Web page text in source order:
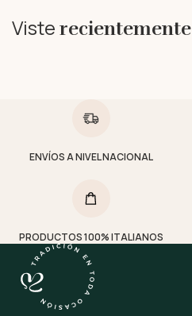
Viste recientemente
ENVÍOS A NIVEL NACIONAL
PRODUCTOS 100% ITALIANOS